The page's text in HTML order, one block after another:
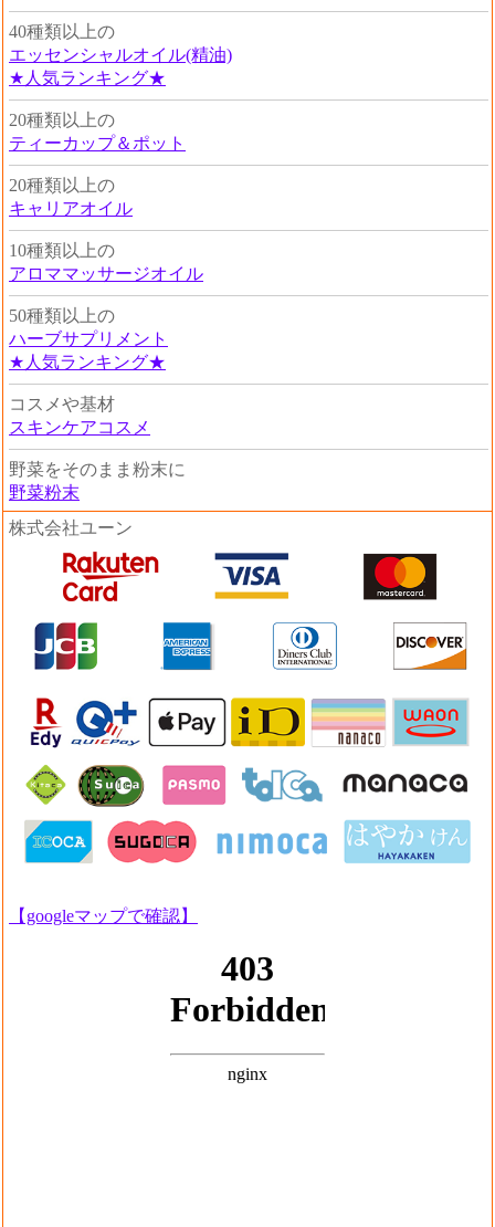
40種類以上の
エッセンシャルオイル(精油)
★人気ランキング★
20種類以上の
ティーカップ＆ポット
20種類以上の
キャリアオイル
10種類以上の
アロママッサージオイル
50種類以上の
ハーブサプリメント
★人気ランキング★
コスメや基材
スキンケアコスメ
野菜をそのまま粉末に
野菜粉末
株式会社ユーン
【googleマップで確認】